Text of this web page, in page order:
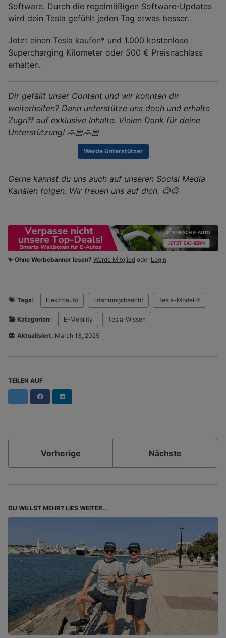
Software. Durch die regelmäßigen Software-Updates
wird dein Tesla gefühlt jeden Tag etwas besser.
Jetzt einen Tesla kaufen* und 1.000 kostenlose
Supercharging Kilometer oder 500 € Preisnachlass
erhalten.
Dir gefällt unser Content und wir konnten dir
weiterhelfen? Dann unterstütze uns doch und erhalte
Zugriff auf exklusive Inhalte. Vielen Dank für deine
Unterstützung! 🙏🏽🙏🏽
Werde Unterstützer
Gerne kannst du uns auch auf unseren Social Media
Kanälen folgen. Wir freuen uns auf dich. 😉😉
✨ Ohne Werbebanner lesen? Werde Mitglied oder Login
Tags: Elektroauto Erfahrungsbericht Tesla-Model-Y
Kategorien: E-Mobility Tesla-Wissen
Aktualisiert: March 13, 2025
TEILEN AUF
Facebook
Vorherige Nächste
DU WILLST MEHR? LIES WEITER...